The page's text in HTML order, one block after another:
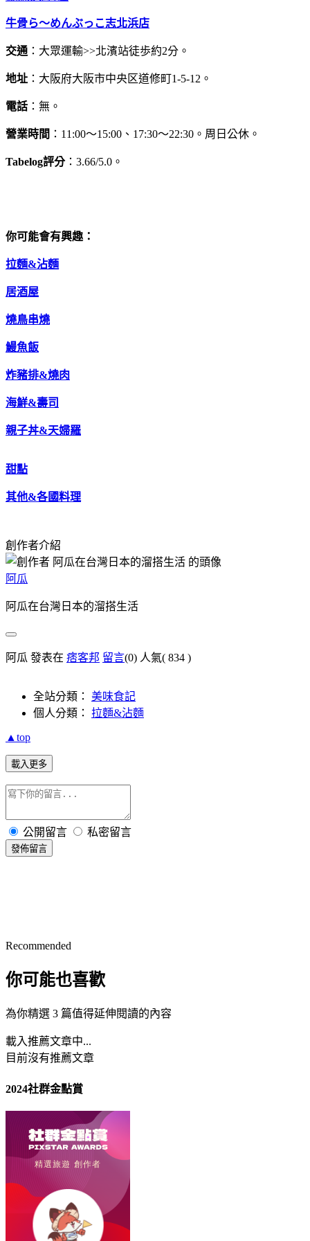
牛骨ら～めんぶっこ志北浜店
交通 ：大眾運輸>>北濱站徒歩約2分。
地址 ：大阪府大阪市中央区道修町1-5-12。
電話 ：無。
營業時間 ：11:00～15:00、17:30〜22:30。周日公休。
Tabelog評分：3.66/5.0。
你可能會有興趣：
拉麵&沾麵
居酒屋
燒鳥串燒
鰻魚飯
炸豬排&燒肉
海鮮&壽司
親子丼&天婦羅
甜點
其他&各國料理
創作者介紹
阿瓜
阿瓜在台灣日本的溜搭生活
阿瓜 發表在 痞客邦 留言(0) 人氣( 834 )
全站分類： 美味食記
個人分類： 拉麵&沾麵
▲top
載入更多
公開留言 私密留言
發佈留言
Recommended
你可能也喜歡
為你精選 3 篇值得延伸閱讀的內容
載入推薦文章中...
目前沒有推薦文章
2024社群金點賞